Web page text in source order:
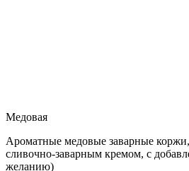
Медовая
Ароматные медовые заварные
сливочно-заварным кремом, с
желанию)